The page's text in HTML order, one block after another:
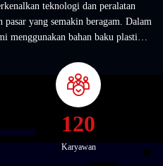
teknologi dan peralatan
yang semakin beragam. Dalam
menggunakan bahan baku plastik
120
Karyawan